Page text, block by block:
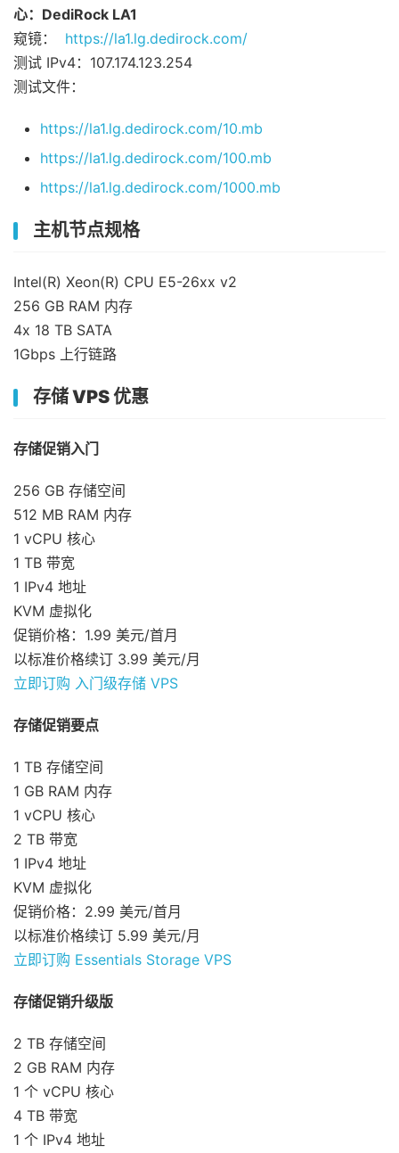
心：DediRock LA1
窥镜： https://la1.lg.dedirock.com/
测试 IPv4：107.174.123.254
测试文件：
https://la1.lg.dedirock.com/10.mb
https://la1.lg.dedirock.com/100.mb
https://la1.lg.dedirock.com/1000.mb
主机节点规格
Intel(R) Xeon(R) CPU E5-26xx v2
256 GB RAM 内存
4x 18 TB SATA
1Gbps 上行链路
存储 VPS 优惠
存储促销入门
256 GB 存储空间
512 MB RAM 内存
1 vCPU 核心
1 TB 带宽
1 IPv4 地址
KVM 虚拟化
促销价格：1.99 美元/首月
以标准价格续订 3.99 美元/月
立即订购 入门级存储 VPS
存储促销要点
1 TB 存储空间
1 GB RAM 内存
1 vCPU 核心
2 TB 带宽
1 IPv4 地址
KVM 虚拟化
促销价格：2.99 美元/首月
以标准价格续订 5.99 美元/月
立即订购 Essentials Storage VPS
存储促销升级版
2 TB 存储空间
2 GB RAM 内存
1 个 vCPU 核心
4 TB 带宽
1 个 IPv4 地址